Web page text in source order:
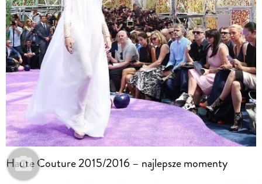
Haute Couture 2015/2016 – najlepsze momenty